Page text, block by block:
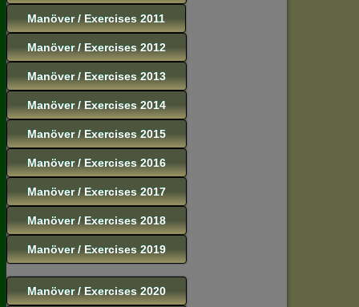
Manöver / Exercises 2011
Manöver / Exercises 2012
Manöver / Exercises 2013
Manöver / Exercises 2014
Manöver / Exercises 2015
Manöver / Exercises 2016
Manöver / Exercises 2017
Manöver / Exercises 2018
Manöver / Exercises 2019
Manöver / Exercises 2020